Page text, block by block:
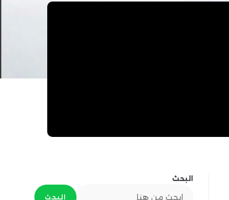
البحث
البحث